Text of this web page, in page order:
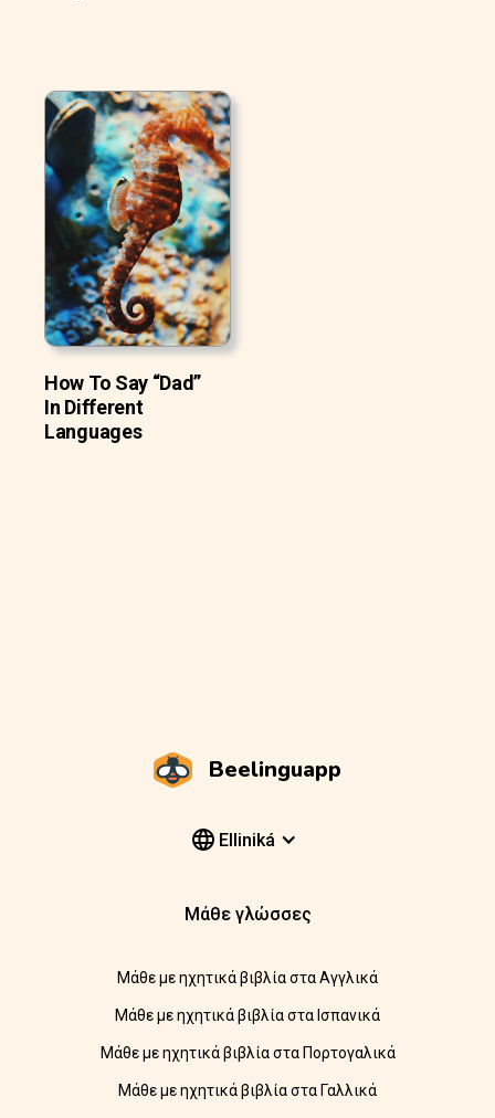
How To Say “Dad”
In Different
Languages
Beelinguapp
Elliniká
Μάθε γλώσσες
Μάθε με ηχητικά βιβλία στα Αγγλικά
Μάθε με ηχητικά βιβλία στα Ισπανικά
Μάθε με ηχητικά βιβλία στα Πορτογαλικά
Μάθε με ηχητικά βιβλία στα Γαλλικά